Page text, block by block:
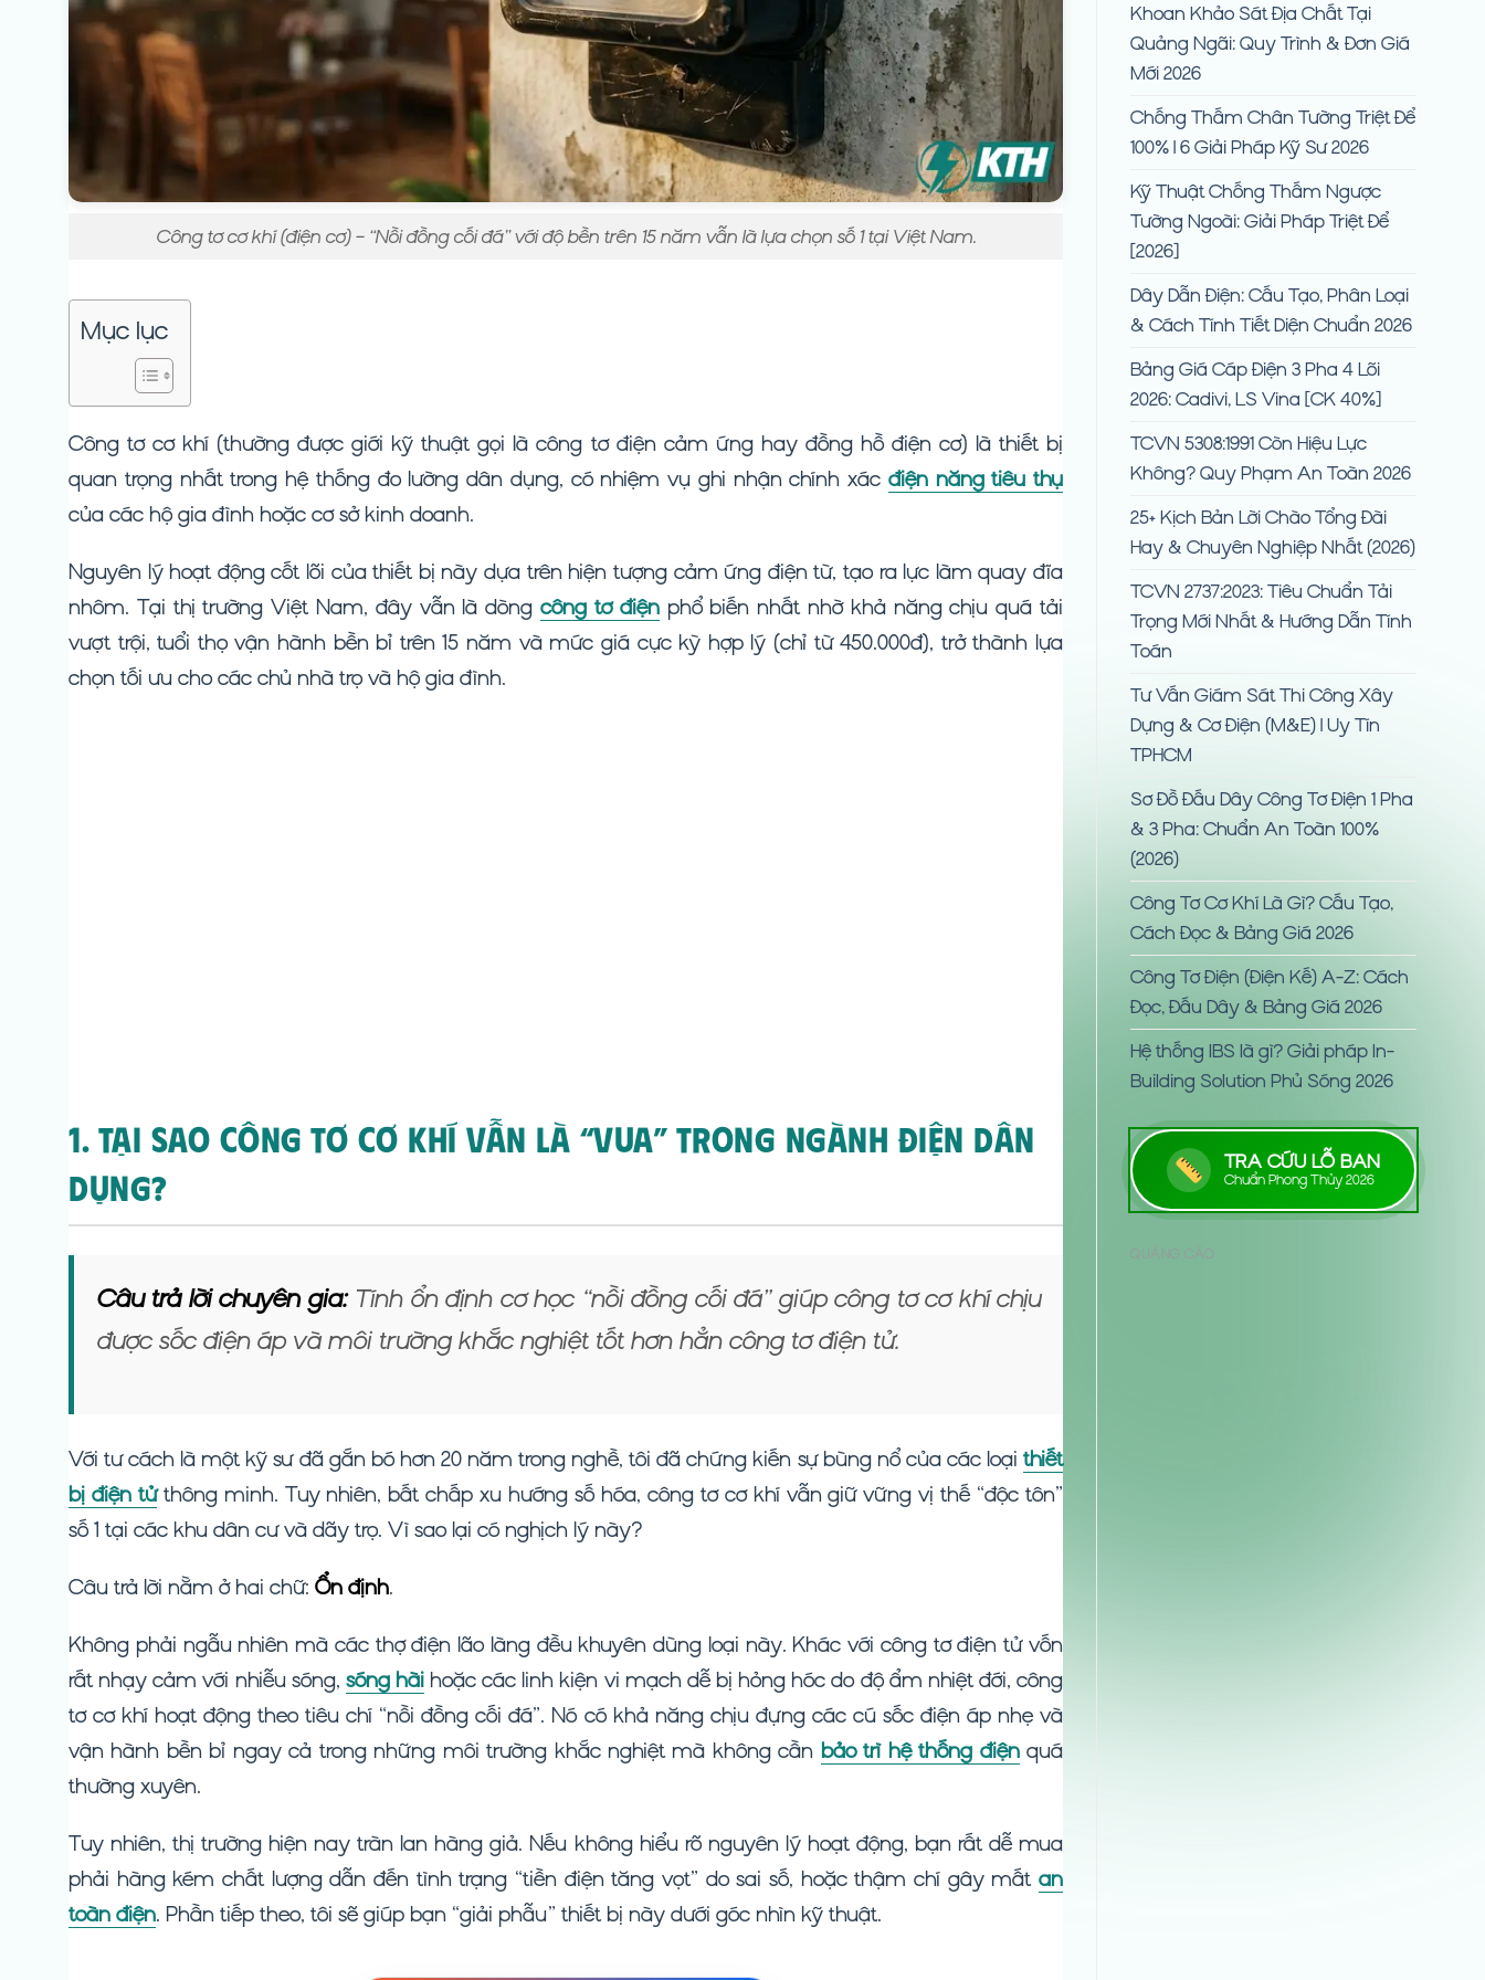
Công tơ cơ khí (điện cơ) – “Nồi đồng cối đá” với độ bền trên 15 năm vẫn là lựa chọn số 1 tại Việt Nam.
Mục lục
Công tơ cơ khí (thường được giới kỹ thuật gọi là công tơ điện cảm ứng hay đồng hồ điện cơ) là thiết bị
quan trọng nhất trong hệ thống đo lường dân dụng, có nhiệm vụ ghi nhận chính xác điện năng tiêu thụ
của các hộ gia đình hoặc cơ sở kinh doanh.
Nguyên lý hoạt động cốt lõi của thiết bị này dựa trên hiện tượng cảm ứng điện từ, tạo ra lực làm quay đĩa
nhôm. Tại thị trường Việt Nam, đây vẫn là dòngcông tơ điệnphổ biến nhất nhờ khả năng chịu quá tải
vượt trội, tuổi thọ vận hành bền bỉ trên 15 năm và mức giá cực kỳ hợp lý (chỉ từ 450.000đ), trở thành lựa
chọn tối ưu cho các chủ nhà trọ và hộ gia đình.
1. Tại Sao Công Tơ Cơ Khí Vẫn Là “Vua” Trong Ngành Điện Dân
Dụng?
Câu trả lời chuyên gia:Tính ổn định cơ học “nồi đồng cối đá” giúp công tơ cơ khí chịu
được sốc điện áp và môi trường khắc nghiệt tốt hơn hẳn công tơ điện tử.
Với tư cách là một kỹ sư đã gắn bó hơn 20 năm trong nghề, tôi đã chứng kiến sự bùng nổ của các loại thiết
bị điện tửthông minh. Tuy nhiên, bất chấp xu hướng số hóa, công tơ cơ khí vẫn giữ vững vị thế “độc tôn”
số 1 tại các khu dân cư và dãy trọ. Vì sao lại có nghịch lý này?
Câu trả lời nằm ở hai chữ: Ổn định.
Không phải ngẫu nhiên mà các thợ điện lão làng đều khuyên dùng loại này. Khác với công tơ điện tử vốn
rất nhạy cảm với nhiễu sóng, sóng hàihoặc các linh kiện vi mạch dễ bị hỏng hóc do độ ẩm nhiệt đới, công
tơ cơ khí hoạt động theo tiêu chí “nồi đồng cối đá”. Nó có khả năng chịu đựng các cú sốc điện áp nhẹ và
vận hành bền bỉ ngay cả trong những môi trường khắc nghiệt mà không cần bảo trì hệ thống điệnquá
thường xuyên.
Tuy nhiên, thị trường hiện nay tràn lan hàng giả. Nếu không hiểu rõ nguyên lý hoạt động, bạn rất dễ mua
phải hàng kém chất lượng dẫn đến tình trạng “tiền điện tăng vọt” do sai số, hoặc thậm chí gây mất an
toàn điện. Phần tiếp theo, tôi sẽ giúp bạn “giải phẫu” thiết bị này dưới góc nhìn kỹ thuật.
Khoan Khảo Sát Địa Chất Tại
Quảng Ngãi: Quy Trình & Đơn Giá
Mới 2026
Chống Thấm Chân Tường Triệt Để
100% | 6 Giải Pháp Kỹ Sư 2026
Kỹ Thuật Chống Thấm Ngược
Tường Ngoài: Giải Pháp Triệt Để
[2026]
Dây Dẫn Điện: Cấu Tạo, Phân Loại
& Cách Tính Tiết Diện Chuẩn 2026
Bảng Giá Cáp Điện 3 Pha 4 Lõi
2026: Cadivi, LS Vina [CK 40%]
TCVN 5308:1991 Còn Hiệu Lực
Không? Quy Phạm An Toàn 2026
25+ Kịch Bản Lời Chào Tổng Đài
Hay & Chuyên Nghiệp Nhất (2026)
TCVN 2737:2023: Tiêu Chuẩn Tải
Trọng Mới Nhất & Hướng Dẫn Tính
Toán
Tư Vấn Giám Sát Thi Công Xây
Dựng & Cơ Điện (M&E) | Uy Tín
TPHCM
Sơ Đồ Đấu Dây Công Tơ Điện 1 Pha
& 3 Pha: Chuẩn An Toàn 100%
(2026)
Công Tơ Cơ Khí Là Gì? Cấu Tạo,
Cách Đọc & Bảng Giá 2026
Công Tơ Điện (Điện Kế) A-Z: Cách
Đọc, Đấu Dây & Bảng Giá 2026
Hệ thống IBS là gì? Giải pháp In-
Building Solution Phủ Sóng 2026
TRA CỨU LỖ BAN
Chuẩn Phong Thủy 2026
QUẢNG CÁO